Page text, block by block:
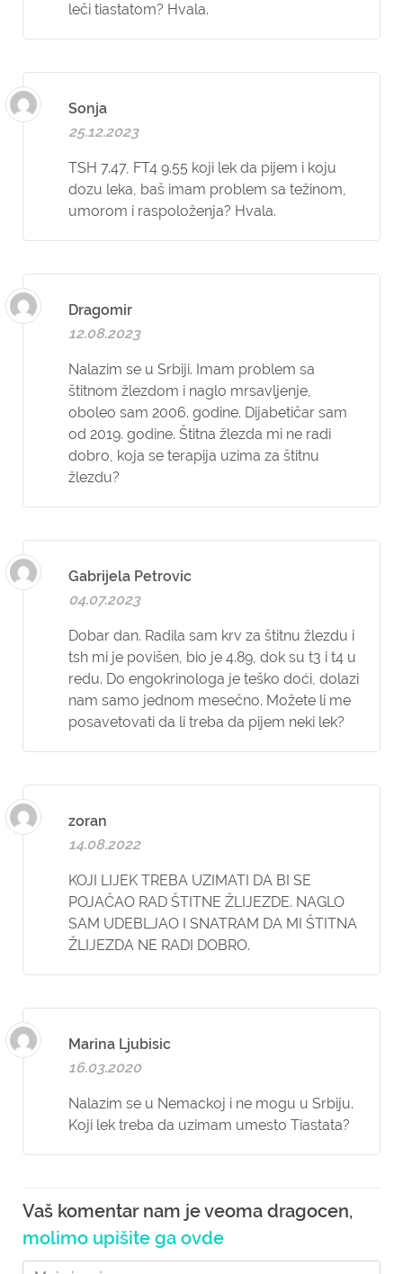
leči tiastatom? Hvala.
Sonja
25.12.2023
TSH 7.47, FT4 9.55 koji lek da pijem i koju
dozu leka, baš imam problem sa težinom,
umorom i raspoloženja? Hvala.
Dragomir
12.08.2023
Nalazim se u Srbiji. Imam problem sa
štitnom žlezdom i naglo mrsavljenje,
oboleo sam 2006. godine. Dijabetičar sam
od 2019. godine. Štitna žlezda mi ne radi
dobro, koja se terapija uzima za štitnu
žlezdu?
Gabrijela Petrovic
04.07.2023
Dobar dan. Radila sam krv za štitnu žlezdu i
tsh mi je povišen, bio je 4.89, dok su t3 i t4 u
redu. Do engokrinologa je teško doći, dolazi
nam samo jednom mesečno. Možete li me
posavetovati da li treba da pijem neki lek?
zoran
14.08.2022
KOJI LIJEK TREBA UZIMATI DA BI SE
POJAČAO RAD ŠTITNE ŽLIJEZDE. NAGLO
SAM UDEBLJAO I SNATRAM DA MI ŠTITNA
ŽLIJEZDA NE RADI DOBRO.
Marina Ljubisic
16.03.2020
Nalazim se u Nemackoj i ne mogu u Srbiju.
Koji lek treba da uzimam umesto Tiastata?
Vaš komentar nam je veoma dragocen,
molimo upišite ga ovde